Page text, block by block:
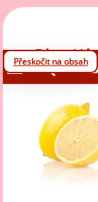
Přeskočit na obsah
5 kg -